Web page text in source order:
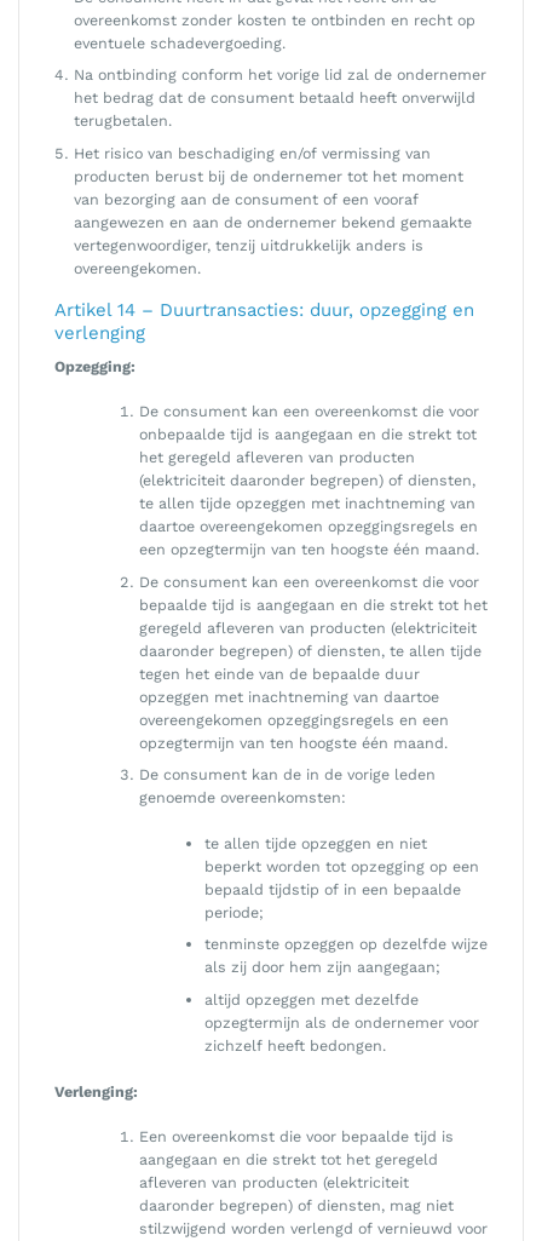
overeenkomst zonder kosten te ontbinden en recht op
eventuele schadevergoeding.
Na ontbinding conform het vorige lid zal de ondernemer
het bedrag dat de consument betaald heeft onverwijld
terugbetalen.
Het risico van beschadiging en/of vermissing van
producten berust bij de ondernemer tot het moment
van bezorging aan de consument of een vooraf
aangewezen en aan de ondernemer bekend gemaakte
vertegenwoordiger, tenzij uitdrukkelijk anders is
overeengekomen.
Artikel 14 – Duurtransacties: duur, opzegging en
verlenging
Opzegging:
De consument kan een overeenkomst die voor
onbepaalde tijd is aangegaan en die strekt tot
het geregeld afleveren van producten
(elektriciteit daaronder begrepen) of diensten,
te allen tijde opzeggen met inachtneming van
daartoe overeengekomen opzeggingsregels en
een opzegtermijn van ten hoogste één maand.
De consument kan een overeenkomst die voor
bepaalde tijd is aangegaan en die strekt tot het
geregeld afleveren van producten (elektriciteit
daaronder begrepen) of diensten, te allen tijde
tegen het einde van de bepaalde duur
opzeggen met inachtneming van daartoe
overeengekomen opzeggingsregels en een
opzegtermijn van ten hoogste één maand.
De consument kan de in de vorige leden
genoemde overeenkomsten:
te allen tijde opzeggen en niet
beperkt worden tot opzegging op een
bepaald tijdstip of in een bepaalde
periode;
tenminste opzeggen op dezelfde wijze
als zij door hem zijn aangegaan;
altijd opzeggen met dezelfde
opzegtermijn als de ondernemer voor
zichzelf heeft bedongen.
Verlenging:
Een overeenkomst die voor bepaalde tijd is
aangegaan en die strekt tot het geregeld
afleveren van producten (elektriciteit
daaronder begrepen) of diensten, mag niet
stilzwijgend worden verlengd of vernieuwd voor